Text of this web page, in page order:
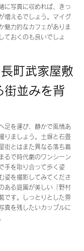
に写真に収めれば、きっ
増えるでしょう。マイグ
魅力的なカフェがありま
ておくのも良いでしょ
町武家屋敷
街並みを背
足を運び、静かで風情あ
りましょう。土塀と石畳
街とはまた異なる落ち着
るで時代劇のワンシーン
手を取り合って歩く姿
姿を撮影してみてくださ
ある庭園が美しい「野村
です。しっとりとした雰
真を残したいカップルに